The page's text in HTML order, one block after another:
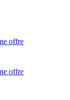
offre
offre